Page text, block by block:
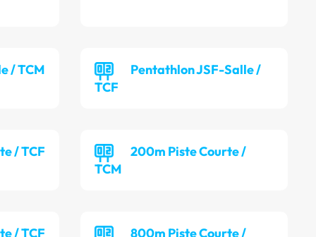
/ TCM
Pentathlon JSF-Salle /
TCF
/ TCF
200m Piste Courte /
TCM
/ TCF
800m Piste Courte /